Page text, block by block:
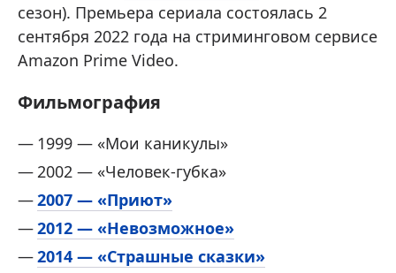
сезон). Премьера сериала состоялась 2
сентября 2022 года на стриминговом сервисе
Amazon Prime Video.
Фильмография
1999 — «Мои каникулы»
2002 — «Человек-губка»
2007 — «Приют»
2012 — «Невозможное»
2014 — «Страшные сказки»